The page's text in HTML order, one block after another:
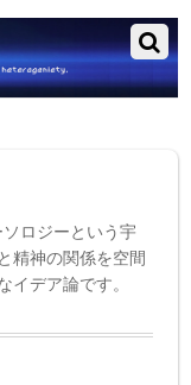
ロジーという宇
精神の関係を空間
イデア論です。